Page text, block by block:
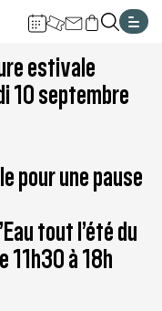
Aller
au
pied
plan
estivale
10 septembre
pour une pause
tout l’été du
11h30 à 18h